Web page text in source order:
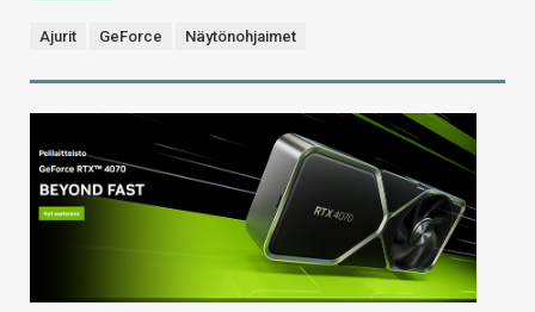
Ajurit GeForce Näytönohjaimet